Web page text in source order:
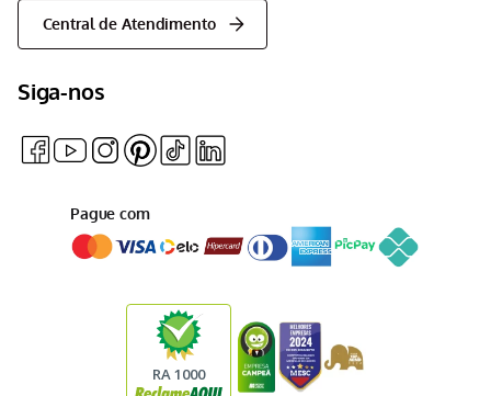
Central de Atendimento
Siga-nos
Pague com